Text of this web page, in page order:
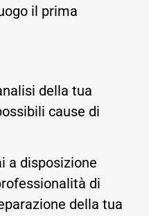
il prima
della tua
cause di
a disposizione
di
della tua